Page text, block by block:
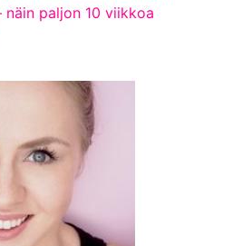
näin paljon 10 viikkoa